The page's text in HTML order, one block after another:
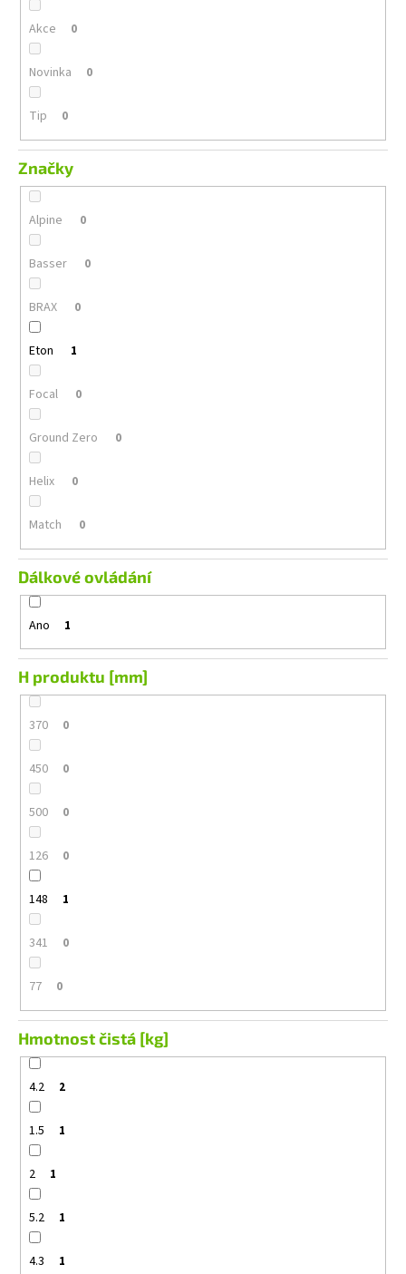
Akce 0
Novinka 0
Tip 0
Značky
Alpine 0
Basser 0
BRAX 0
Eton 1
Focal 0
Ground Zero 0
Helix 0
Match 0
Dálkové ovládání
Ano 1
H produktu [mm]
370 0
450 0
500 0
126 0
148 1
341 0
77 0
Hmotnost čistá [kg]
4.2 2
1.5 1
2 1
5.2 1
4.3 1
GROUND
ZERO
GZIB
3.250
SPL
12
990
Kč